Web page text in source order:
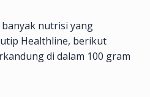
nutrisi yang
Healthline, berikut
di dalam 100 gram